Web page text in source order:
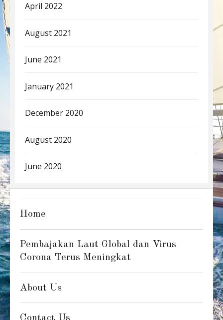
April 2022
August 2021
June 2021
January 2021
December 2020
August 2020
June 2020
Home
Pembajakan Laut Global dan Virus
Corona Terus Meningkat
About Us